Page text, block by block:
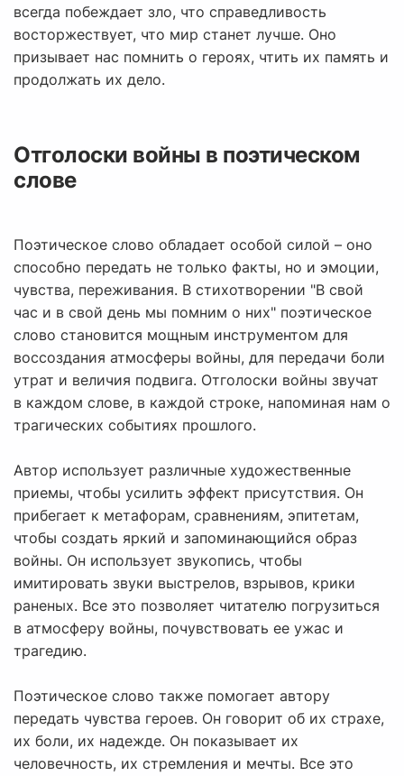
всегда побеждает зло, что справедливость
восторжествует, что мир станет лучше. Оно
призывает нас помнить о героях, чтить их память и
продолжать их дело.
Отголоски войны в поэтическом
слове
Поэтическое слово обладает особой силой – оно
способно передать не только факты, но и эмоции,
чувства, переживания. В стихотворении "В свой
час и в свой день мы помним о них" поэтическое
слово становится мощным инструментом для
воссоздания атмосферы войны, для передачи боли
утрат и величия подвига. Отголоски войны звучат
в каждом слове, в каждой строке, напоминая нам о
трагических событиях прошлого.
Автор использует различные художественные
приемы, чтобы усилить эффект присутствия. Он
прибегает к метафорам, сравнениям, эпитетам,
чтобы создать яркий и запоминающийся образ
войны. Он использует звукопись, чтобы
имитировать звуки выстрелов, взрывов, крики
раненых. Все это позволяет читателю погрузиться
в атмосферу войны, почувствовать ее ужас и
трагедию.
Поэтическое слово также помогает автору
передать чувства героев. Он говорит об их страхе,
их боли, их надежде. Он показывает их
человечность, их стремления и мечты. Все это